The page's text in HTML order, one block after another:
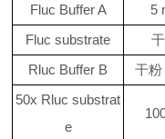
Fluc Buffer A 5
Fluc substrate
Rluc Buffer B
干粉
50x Rluc substrat
e